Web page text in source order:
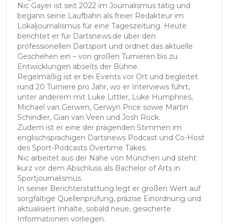
Nic Gayer ist seit 2022 im Journalismus tätig und
begann seine Laufbahn als freier Redakteur im
Lokaljournalismus für eine Tageszeitung. Heute
berichtet er für Dartsnews.de über den
professionellen Dartsport und ordnet das aktuelle
Geschehen ein – von großen Turnieren bis zu
Entwicklungen abseits der Bühne.
Regelmäßig ist er bei Events vor Ort und begleitet
rund 20 Turniere pro Jahr, wo er Interviews führt,
unter anderem mit Luke Littler, Luke Humphries,
Michael van Gerwen, Gerwyn Price sowie Martin
Schindler, Gian van Veen und Josh Rock.
Zudem ist er eine der prägenden Stimmen im
englischsprachigen Dartsnews Podcast und Co-Host
des Sport-Podcasts Overtime Takes.
Nic arbeitet aus der Nähe von München und steht
kurz vor dem Abschluss als Bachelor of Arts in
Sportjournalismus.
In seiner Berichterstattung legt er großen Wert auf
sorgfältige Quellenprüfung, präzise Einordnung und
aktualisiert Inhalte, sobald neue, gesicherte
Informationen vorliegen.